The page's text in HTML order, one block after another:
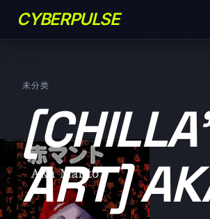
CYBERPULSE
未分类
ART]